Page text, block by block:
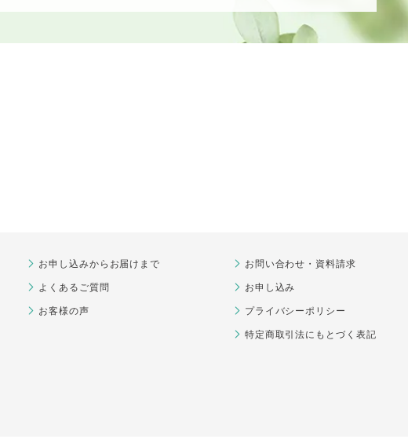
お申し込みからお届けまで
よくあるご質問
お客様の声
お問い合わせ・資料請求
お申し込み
プライバシーポリシー
特定商取引法にもとづく表記